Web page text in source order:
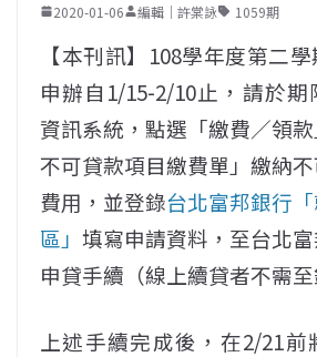
2020-01-06 編輯｜許棠詠 1059期
【本刊訊】108學年度第二
申辦自1/15-2/10止，請於期
資訊系統，點選「繳費／領
不可貸款項目繳費單」繳納
費用，並登錄台北富邦銀行
區」填寫申請資料，至台北
申貸手續（線上續貸者不需至
上述手續完成後，在2/21前